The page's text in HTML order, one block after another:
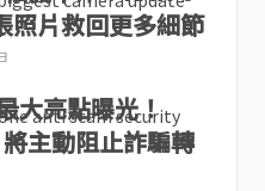
照片救回更多細節
大亮點曝光！
主動阻止詐騙轉